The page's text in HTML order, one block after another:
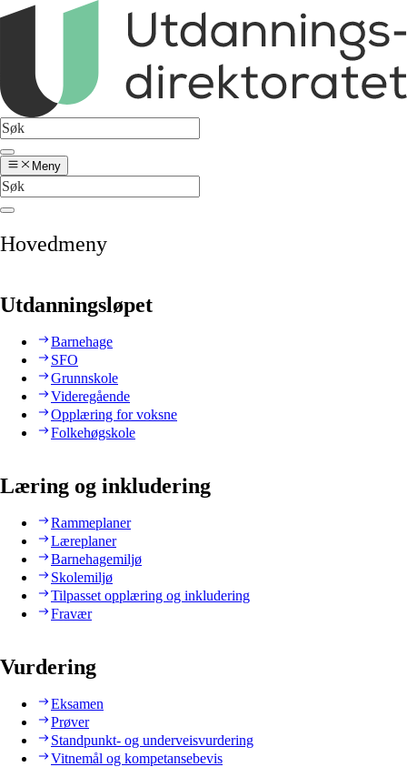
Meny
Hovedmeny
Utdanningsløpet
Barnehage
SFO
Grunnskole
Videregående
Opplæring for voksne
Folkehøgskole
Læring og inkludering
Rammeplaner
Læreplaner
Barnehagemiljø
Skolemiljø
Tilpasset opplæring og inkludering
Fravær
Vurdering
Eksamen
Prøver
Standpunkt- og underveisvurdering
Vitnemål og kompetansebevis